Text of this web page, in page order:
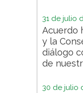
31 de julio
Acuerdo
y la
diálogo
de
30 de julio